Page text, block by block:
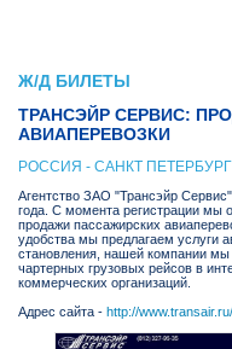
Ж/Д БИЛЕТЫ
ТРАНСЭЙР СЕРВИС:
АВИАПЕРЕВОЗКИ
РОССИЯ - САНКТ ПЕТЕРБУРГ
Агентство ЗАО "Трансэйр
года. С момента регистрации мы
продажи пассажирских
удобства мы предлагаем услуги
становления, нашей компании
чартерных грузовых рейсов в
коммерческих организаций.
Адрес сайта - http://www.transair.ru/